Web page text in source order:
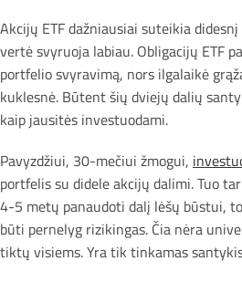
Akcijų ETF dažniausiai suteikia
vertė svyruoja labiau. Obligacijų ETF
portfelio svyravimą, nors ilgalaikė
kuklesnė. Būtent šių dviejų dalių
kaip jausitės investuodami.
Pavyzdžiui, 30-mečiui žmogui,
portfelis su didele akcijų dalimi. Tuo
4-5 metų panaudoti dalį lėšų būstui,
būti pernelyg rizikingas. Čia nėra
tiktų visiems. Yra tik tinkamas